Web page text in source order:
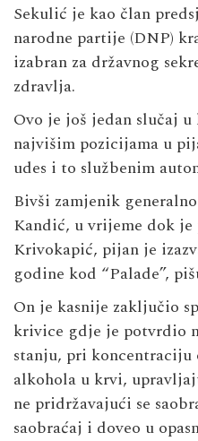
Sekulić je kao član
narodne partije (DNP)
izabran za državnog
zdravlja.
Ovo je još jedan slučaj
najvišim pozicijama u
udes i to službenim
Bivši zamjenik
Kandić, u vrijeme dok
Krivokapić, pijan je
godine kod “Palade”,
On je kasnije zaključio
krivice gdje je potvrdio
stanju, pri koncentraciju
alkohola u krvi,
ne pridržavajući se
saobraćaj i doveo u